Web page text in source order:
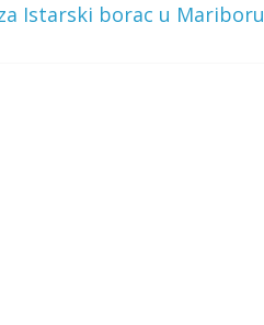
Istarski borac u Mariboru